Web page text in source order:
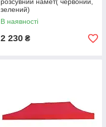
зелений)
В наявності
2 230 ₴